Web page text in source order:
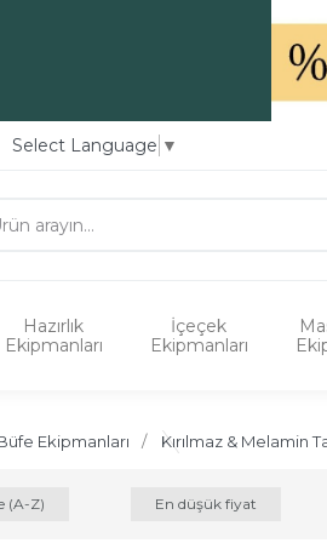
Select Language ▼
Hazırlık
Ekipmanları
İçeçek
Ekipmanları
Ekipmanları Kırılmaz & Melamin
(A-Z) En düşük fiyat